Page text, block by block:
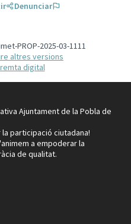
Denunciar
PROP-2025-03-1111
altres versions
digital
Ajuntament de la Pobla de
participació ciutadana!
a empoderar la
de qualitat.